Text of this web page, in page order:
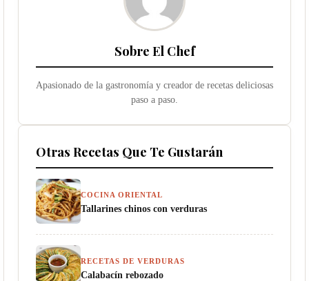
Sobre El Chef
Apasionado de la gastronomía y creador de recetas deliciosas
paso a paso.
Otras Recetas Que Te Gustarán
COCINA ORIENTAL
Tallarines chinos con verduras
RECETAS DE VERDURAS
Calabacín rebozado